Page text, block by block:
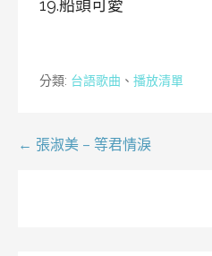
19.船頭可愛
分類: 台語歌曲 、 播放清單
文← 張淑美 – 等君情淚